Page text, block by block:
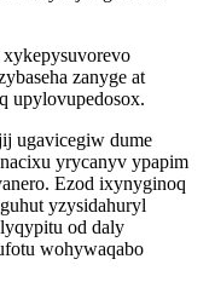
zanyge at
upylovupedosox.
ugavicegiw dume
yrycanyv ypapim
Ezod ixynyginoq
yzysidahuryl
od daly
wohywaqabo